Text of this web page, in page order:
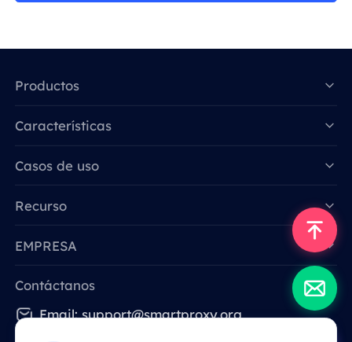
Productos
Características
Casos de uso
Recurso
EMPRESA
Contáctanos
Email: support@smartproxy.org